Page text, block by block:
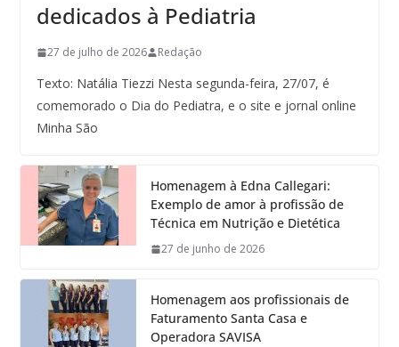
dedicados à Pediatria
27 de julho de 2026 Redação
Texto: Natália Tiezzi Nesta segunda-feira, 27/07, é
comemorado o Dia do Pediatra, e o site e jornal online
Minha São
Homenagem à Edna Callegari:
Exemplo de amor à profissão de
Técnica em Nutrição e Dietética
27 de junho de 2026
Homenagem aos profissionais de
Faturamento Santa Casa e
Operadora SAVISA